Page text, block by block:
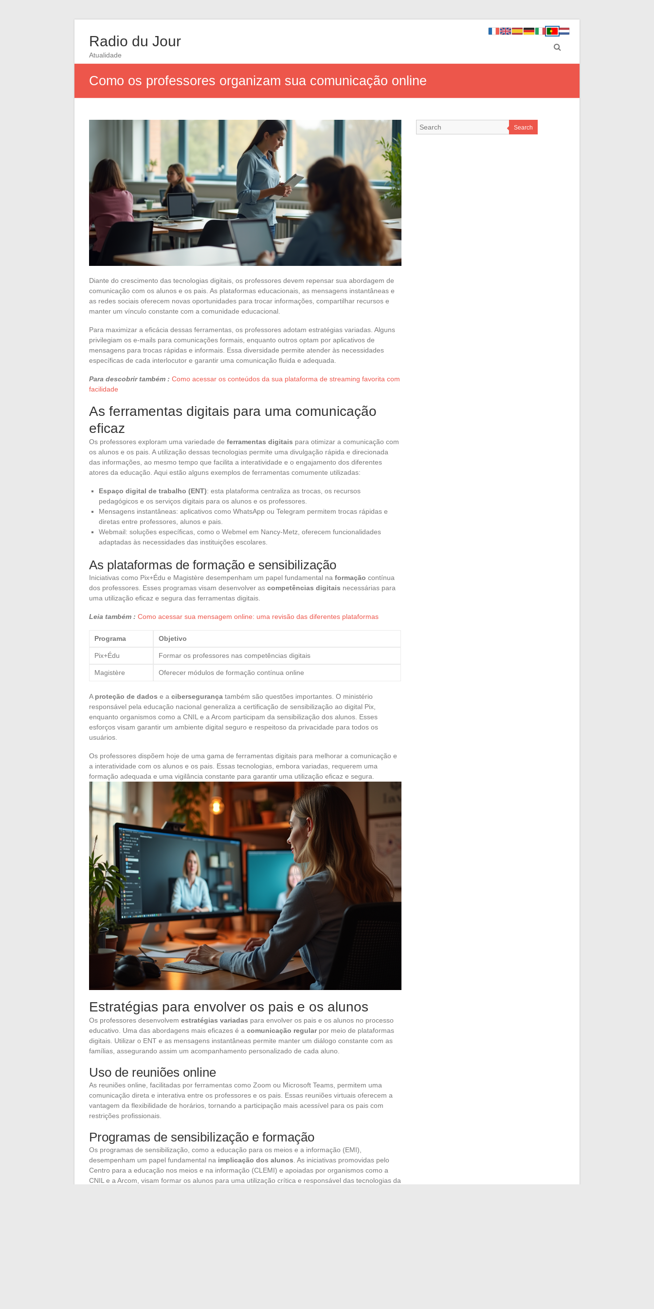
Radio du Jour
Atualidade
Como os professores organizam sua comunicação online
Diante do crescimento das tecnologias digitais, os professores devem repensar sua abordagem de
comunicação com os alunos e os pais. As plataformas educacionais, as mensagens instantâneas e
as redes sociais oferecem novas oportunidades para trocar informações, compartilhar recursos e
manter um vínculo constante com a comunidade educacional.
Para maximizar a eficácia dessas ferramentas, os professores adotam estratégias variadas. Alguns
privilegiam os e-mails para comunicações formais, enquanto outros optam por aplicativos de
mensagens para trocas rápidas e informais. Essa diversidade permite atender às necessidades
específicas de cada interlocutor e garantir uma comunicação fluida e adequada.
Para descobrir também : Como acessar os conteúdos da sua plataforma de streaming favorita com
facilidade
As ferramentas digitais para uma comunicação
eficaz
Os professores exploram uma variedade de ferramentas digitais para otimizar a comunicação com
os alunos e os pais. A utilização dessas tecnologias permite uma divulgação rápida e direcionada
das informações, ao mesmo tempo que facilita a interatividade e o engajamento dos diferentes
atores da educação. Aqui estão alguns exemplos de ferramentas comumente utilizadas:
Espaço digital de trabalho (ENT): esta plataforma centraliza as trocas, os recursos
pedagógicos e os serviços digitais para os alunos e os professores.
Mensagens instantâneas: aplicativos como WhatsApp ou Telegram permitem trocas rápidas e
diretas entre professores, alunos e pais.
Webmail: soluções específicas, como o Webmel em Nancy-Metz, oferecem funcionalidades
adaptadas às necessidades das instituições escolares.
As plataformas de formação e sensibilização
Iniciativas como Pix+Édu e Magistère desempenham um papel fundamental na formação contínua
dos professores. Esses programas visam desenvolver as competências digitais necessárias para
uma utilização eficaz e segura das ferramentas digitais.
Leia também : Como acessar sua mensagem online: uma revisão das diferentes plataformas
Programa Objetivo
Pix+Édu Formar os professores nas competências digitais
Magistère Oferecer módulos de formação contínua online
A proteção de dados e a cibersegurança também são questões importantes. O ministério
responsável pela educação nacional generaliza a certificação de sensibilização ao digital Pix,
enquanto organismos como a CNIL e a Arcom participam da sensibilização dos alunos. Esses
esforços visam garantir um ambiente digital seguro e respeitoso da privacidade para todos os
usuários.
Os professores dispõem hoje de uma gama de ferramentas digitais para melhorar a comunicação e
a interatividade com os alunos e os pais. Essas tecnologias, embora variadas, requerem uma
formação adequada e uma vigilância constante para garantir uma utilização eficaz e segura.
Estratégias para envolver os pais e os alunos
Os professores desenvolvem estratégias variadas para envolver os pais e os alunos no processo
educativo. Uma das abordagens mais eficazes é a comunicação regularpor meio de plataformas
digitais. Utilizar o ENT e as mensagens instantâneas permite manter um diálogo constante com as
famílias, assegurando assim um acompanhamento personalizado de cada aluno.
Uso de reuniões online
As reuniões online, facilitadas por ferramentas como Zoom ou Microsoft Teams, permitem uma
comunicação direta e interativa entre os professores e os pais. Essas reuniões virtuais oferecem a
vantagem da flexibilidade de horários, tornando a participação mais acessível para os pais com
restrições profissionais.
Programas de sensibilização e formação
Os programas de sensibilização, como a educação para os meios e a informação (EMI),
desempenham um papel fundamental na implicação dos alunos . As iniciativas promovidas pelo
Centro para a educação nos meios e na informação (CLEMI) e apoiadas por organismos como a
CNIL e a Arcom, visam formar os alunos para uma utilização crítica e responsável das tecnologias da
Search